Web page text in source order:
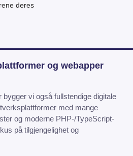
deres
og webapper
vi også fullstendige digitale
med mange
og moderne PHP-/TypeScript-
på tilgjengelighet og